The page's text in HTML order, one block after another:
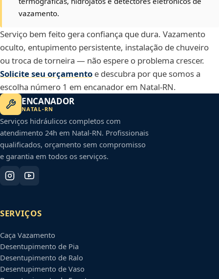
vazamento.
Serviço bem feito gera confiança que dura. Vazamento
oculto, entupimento persistente, instalação de chuveiro
ou troca de torneira — não espere o problema crescer.
Solicite seu orçamento e descubra por que somos a
escolha número 1 em encanador em Natal-RN.
ENCANADOR
NATAL-RN
Serviços hidráulicos completos com
atendimento 24h em Natal-RN. Profissionais
qualificados, orçamento sem compromisso
e garantia em todos os serviços.
SERVIÇOS
Caça Vazamento
Desentupimento de Pia
Desentupimento de Ralo
Desentupimento de Vaso